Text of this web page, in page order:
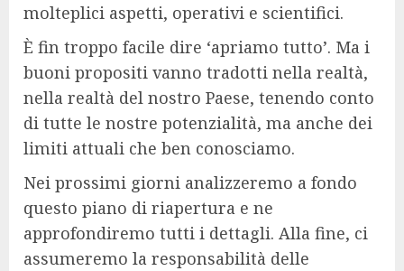
molteplici aspetti, operativi e scientifici.
È fin troppo facile dire ‘apriamo tutto’. Ma i
buoni propositi vanno tradotti nella realtà,
nella realtà del nostro Paese, tenendo conto
di tutte le nostre potenzialità, ma anche dei
limiti attuali che ben conosciamo.
Nei prossimi giorni analizzeremo a fondo
questo piano di riapertura e ne
approfondiremo tutti i dettagli. Alla fine, ci
assumeremo la responsabilità delle